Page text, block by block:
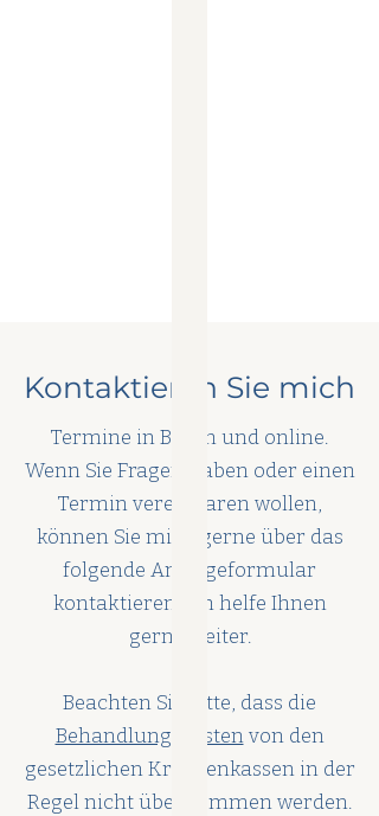
Kontaktieren Sie mich
Termine in Berlin und online.
Wenn Sie Fragen haben oder einen
Termin vereinbaren wollen,
können Sie mich gerne über das
folgende Anfrageformular
kontaktieren. Ich helfe Ihnen
gerne weiter.
Beachten Sie bitte, dass die
Behandlungskostenvon den
gesetzlichen Krankenkassen in der
Regel nicht übernommen werden.